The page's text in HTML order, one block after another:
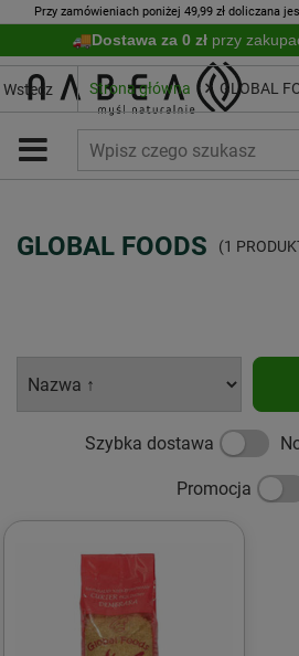
Przy zamówieniach poniżej 49,99 zł doliczana
Dostawa za 0 zł przy
Wstecz Strona główna GLOBAL
GLOBAL FOODS (1
Szybka dostawa
Promocja